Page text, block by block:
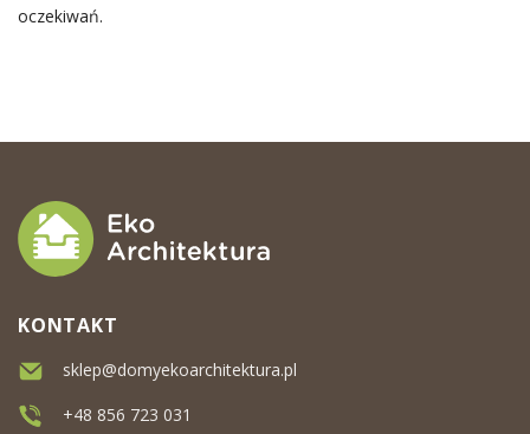
oczekiwań.
KONTAKT
sklep@domyekoarchitektura.pl
+48 856 723 031